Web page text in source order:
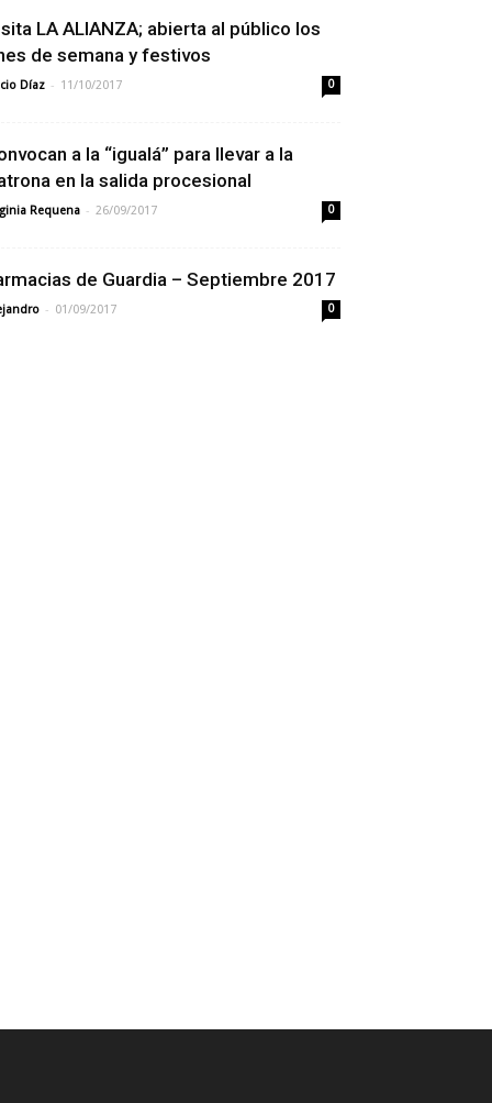
LA ALIANZA; abierta al público los
de semana y festivos
Díaz - 11/10/2017 0
a la “igualá” para llevar a la
en la salida procesional
Requena - 26/09/2017 0
de Guardia – Septiembre 2017
- 01/09/2017 0